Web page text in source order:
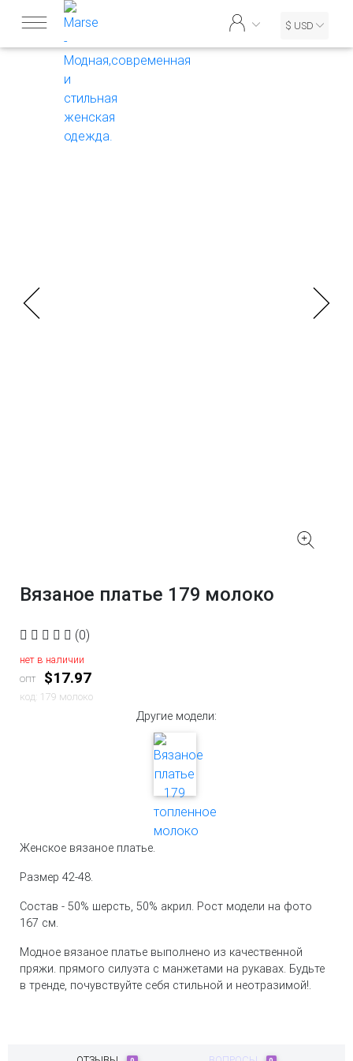
$ USD
Вязаное платье 179 молоко
(0)
нет в наличии
опт $17.97
код: 179 молоко
Другие модели:
Женское вязаное платье.
Размер 42-48.
Состав - 50% шерсть, 50% акрил. Рост модели на фото
167 см.
Модное вязаное платье выполнено из качественной
пряжи. прямого силуэта с манжетами на рукавах. Будьте
в тренде, почувствуйте себя стильной и неотразимой!.